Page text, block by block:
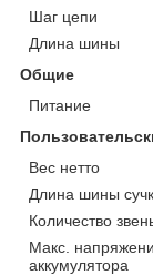
Шаг цепи
Длина шины
Общие
Питание
Вес нетто
Длина шины
Количество
Макс.
аккумулятора